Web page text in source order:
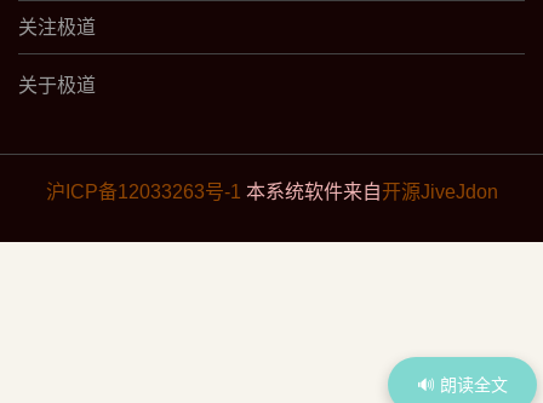
关注极道
关于极道
沪ICP备12033263号-1 本系统软件来自开源JiveJdon
🔊 朗读全文